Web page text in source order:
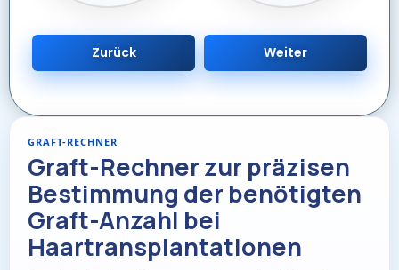
Zurück Weiter
GRAFT-RECHNER
Graft-Rechner zur präzisen
Bestimmung der benötigten
Graft-Anzahl bei
Haartransplantationen